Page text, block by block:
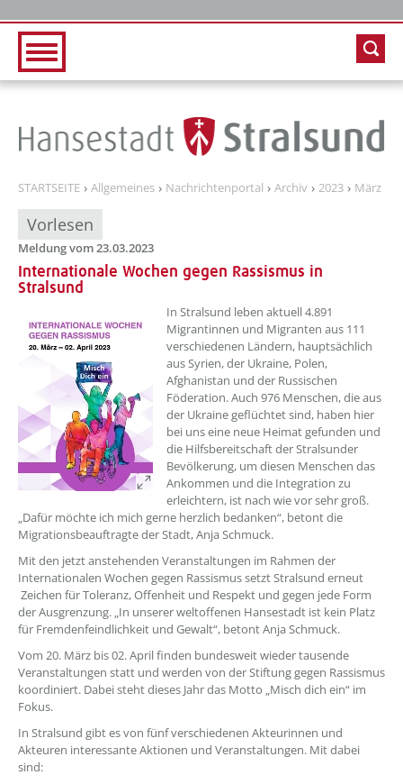
STARTSEITE Allgemeines Nachrichtenportal Archiv 2023 März
Vorlesen
Meldung vom 23.03.2023
Internationale Wochen gegen Rassismus in
Stralsund
??? absaetzeOben[1]/titel ???
In Stralsund leben aktuell 4.891
Migrantinnen und Migranten aus 111
verschiedenen Ländern, hauptsächlich
aus Syrien, der Ukraine, Polen,
Afghanistan und der Russischen
Föderation. Auch 976 Menschen, die aus
der Ukraine geflüchtet sind, haben hier
bei uns eine neue Heimat gefunden und
die Hilfsbereitschaft der Stralsunder
Bevölkerung, um diesen Menschen das
Ankommen und die Integration zu
erleichtern, ist nach wie vor sehr groß.
„Dafür möchte ich mich gerne herzlich bedanken“, betont die
Migrationsbeauftragte der Stadt, Anja Schmuck.
Mit den jetzt anstehenden Veranstaltungen im Rahmen der
Internationalen Wochen gegen Rassismus setzt Stralsund erneut
Zeichen für Toleranz, Offenheit und Respekt und gegen jede Form
der Ausgrenzung. „In unserer weltoffenen Hansestadt ist kein Platz
für Fremdenfeindlichkeit und Gewalt“, betont Anja Schmuck.
Vom 20. März bis 02. April finden bundesweit wieder tausende
Veranstaltungen statt und werden von der Stiftung gegen Rassismus
koordiniert. Dabei steht dieses Jahr das Motto „Misch dich ein“ im
Fokus.
In Stralsund gibt es von fünf verschiedenen Akteurinnen und
Akteuren interessante Aktionen und Veranstaltungen. Mit dabei
sind: